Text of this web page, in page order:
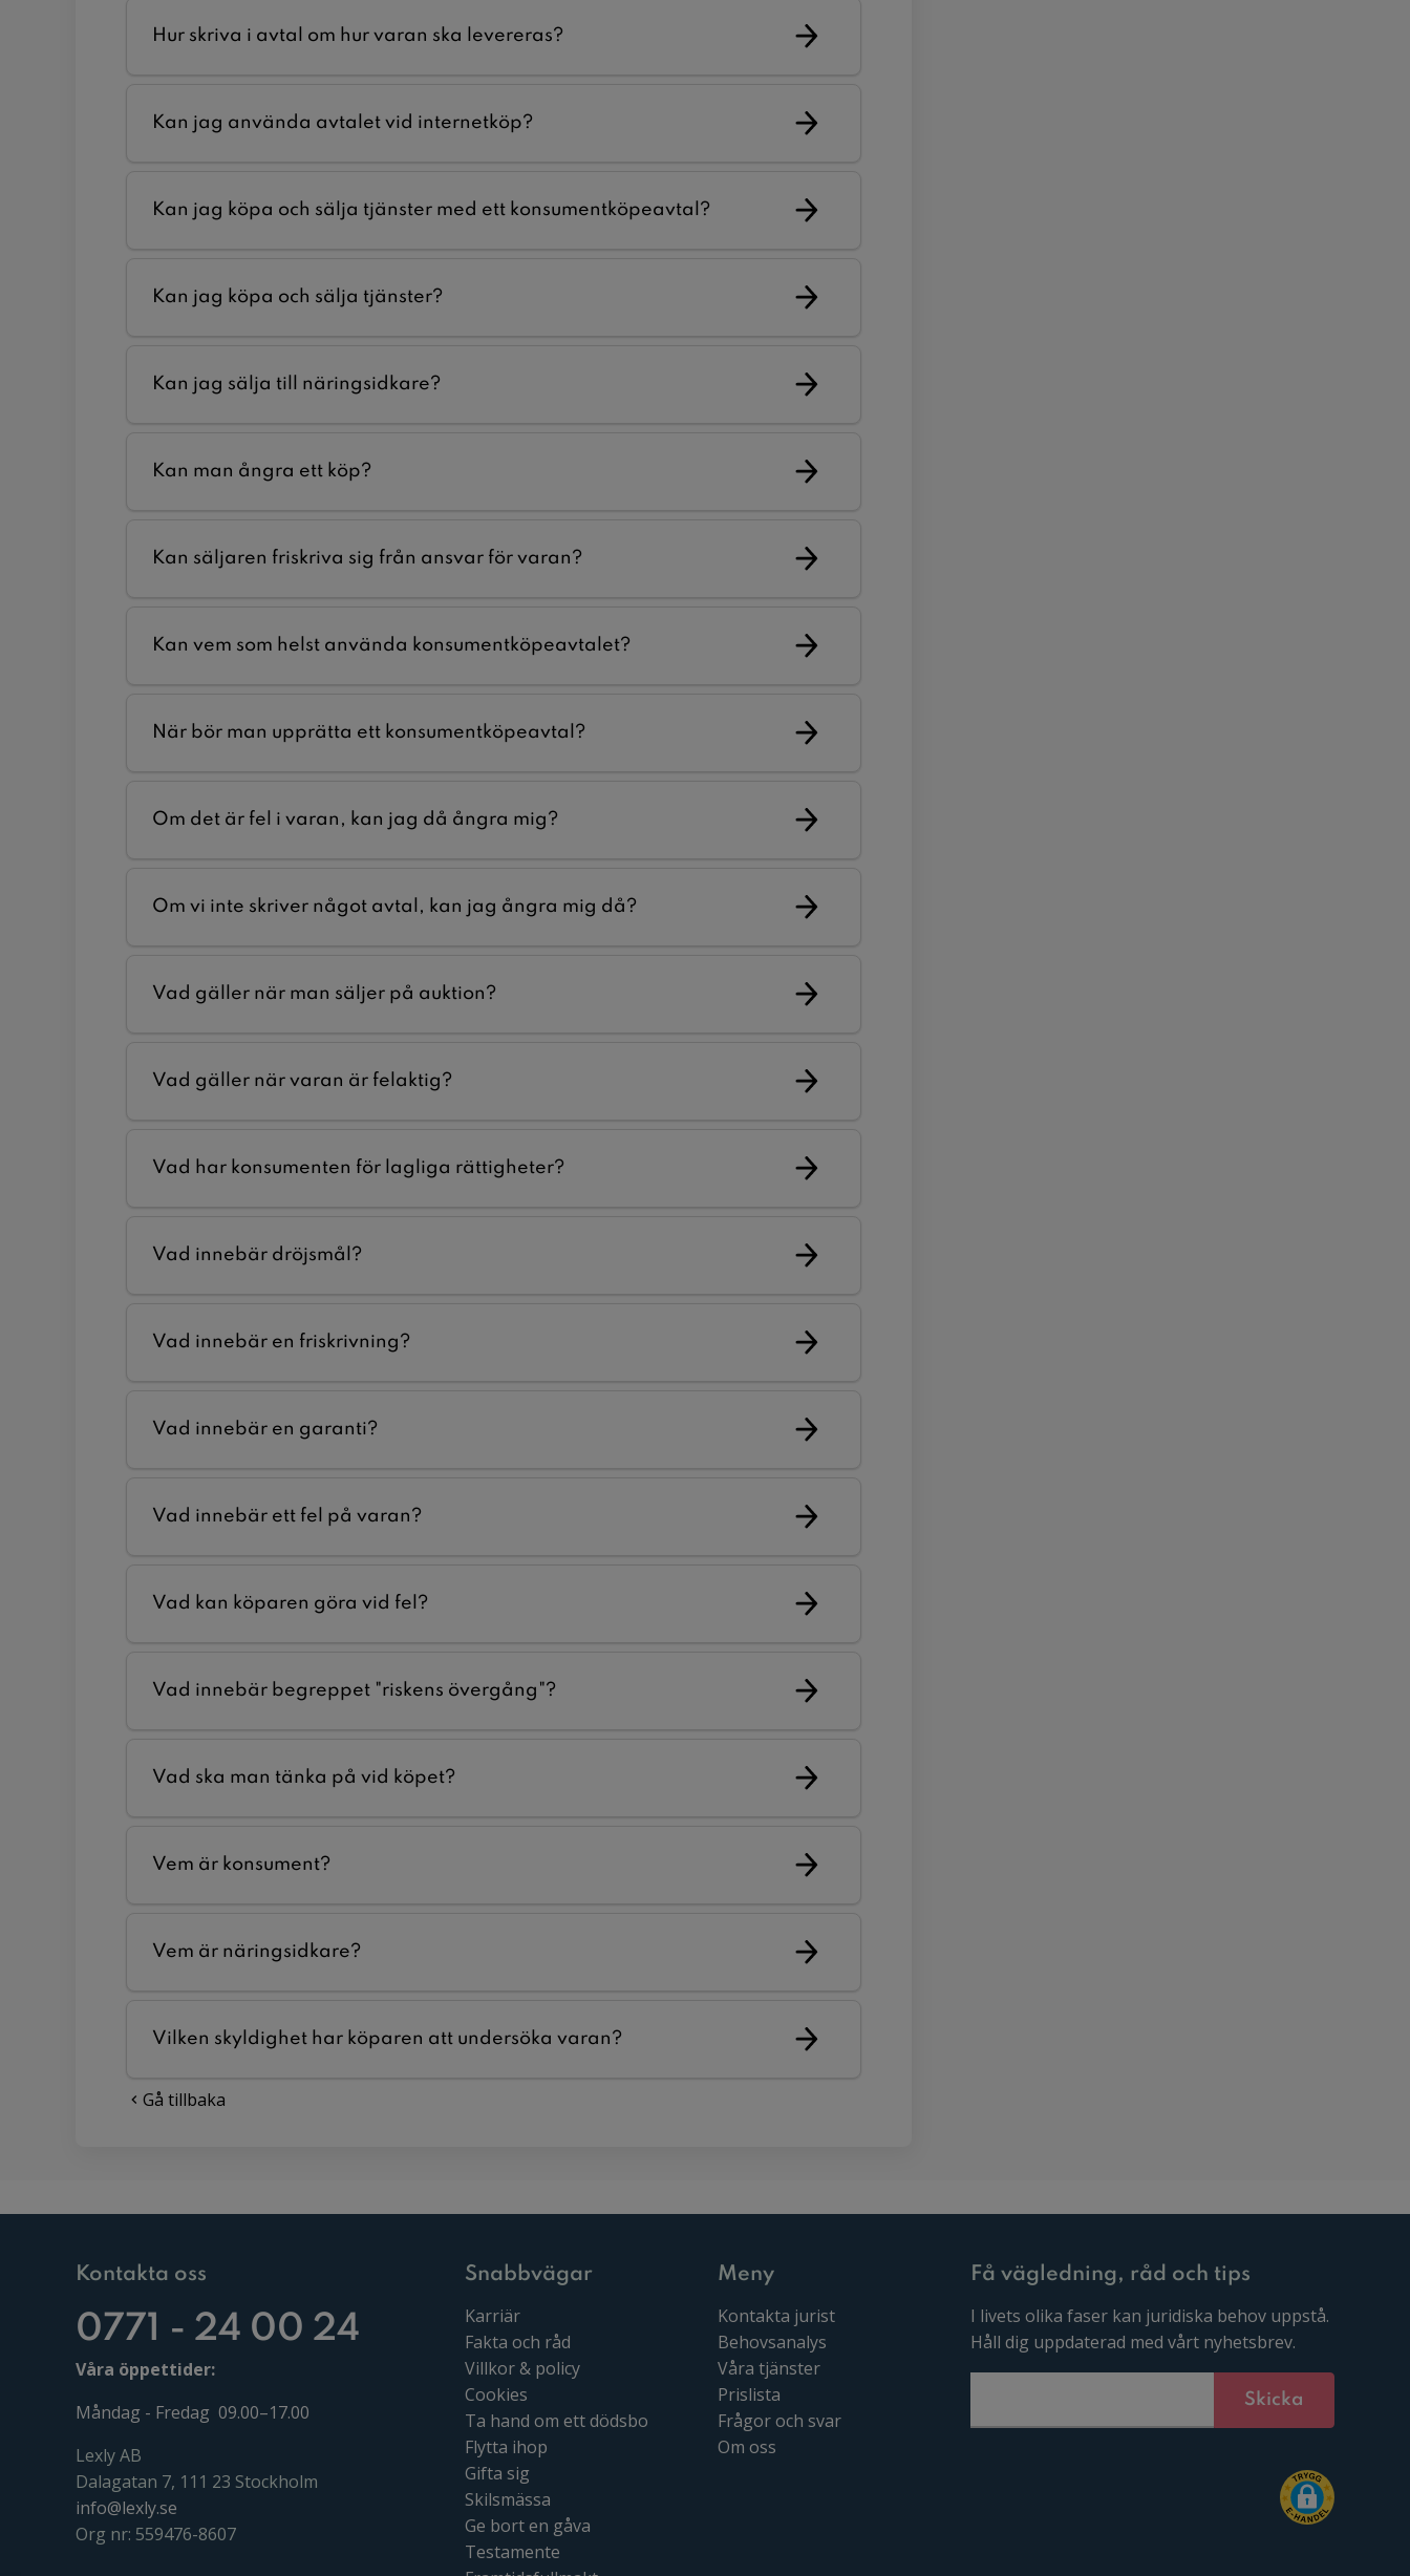
Hur skriva i avtal om hur varan ska levereras?
Kan jag använda avtalet vid internetköp?
Kan jag köpa och sälja tjänster med ett konsumentköpeavtal?
Kan jag köpa och sälja tjänster?
Kan jag sälja till näringsidkare?
Kan man ångra ett köp?
Kan säljaren friskriva sig från ansvar för varan?
Kan vem som helst använda konsumentköpeavtalet?
När bör man upprätta ett konsumentköpeavtal?
Om det är fel i varan, kan jag då ångra mig?
Om vi inte skriver något avtal, kan jag ångra mig då?
Vad gäller när man säljer på auktion?
Vad gäller när varan är felaktig?
Vad har konsumenten för lagliga rättigheter?
Vad innebär dröjsmål?
Vad innebär en friskrivning?
Vad innebär en garanti?
Vad innebär ett fel på varan?
Vad kan köparen göra vid fel?
Vad innebär begreppet "riskens övergång"?
Vad ska man tänka på vid köpet?
Vem är konsument?
Vem är näringsidkare?
Vilken skyldighet har köparen att undersöka varan?
Gå tillbaka
Kontakta oss
0771 - 24 00 24
Våra öppettider:
Måndag - Fredag 09.00–17.00
Lexly AB
Dalagatan 7, 111 23 Stockholm
info@lexly.se
Org nr: 559476-8607
Snabbvägar
Karriär
Fakta och råd
Villkor & policy
Cookies
Ta hand om ett dödsbo
Flytta ihop
Gifta sig
Skilsmässa
Ge bort en gåva
Testamente
Meny
Kontakta jurist
Behovsanalys
Våra tjänster
Prislista
Frågor och svar
Om oss
Få vägledning, råd och tips
I livets olika faser kan juridiska behov uppstå.
Håll dig uppdaterad med vårt nyhetsbrev.